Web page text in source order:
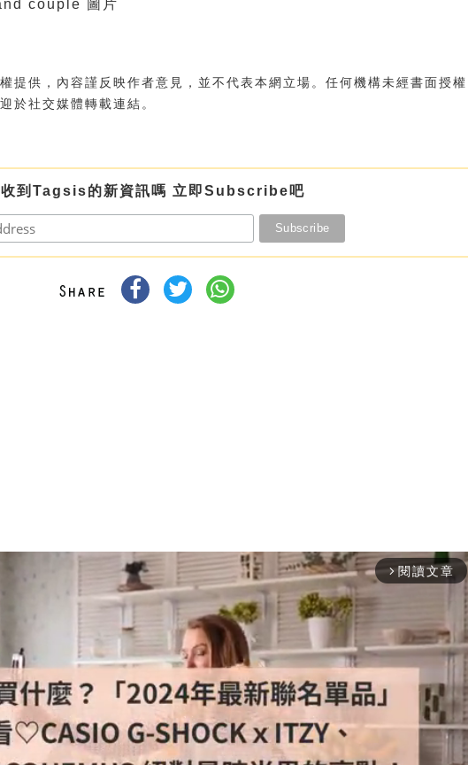
提供，內容謹反映作者意見，並不代表本網立場。任何機構未經書面授權
於社交媒體轉載連結。
到Tagsis的新資訊嗎 立即Subscribe吧
arrow_forward_ios 閱讀文章